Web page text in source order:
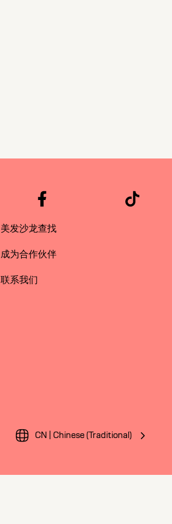
美发沙龙查找
成为合作伙伴
联系我们
CN | Chinese (Traditional)